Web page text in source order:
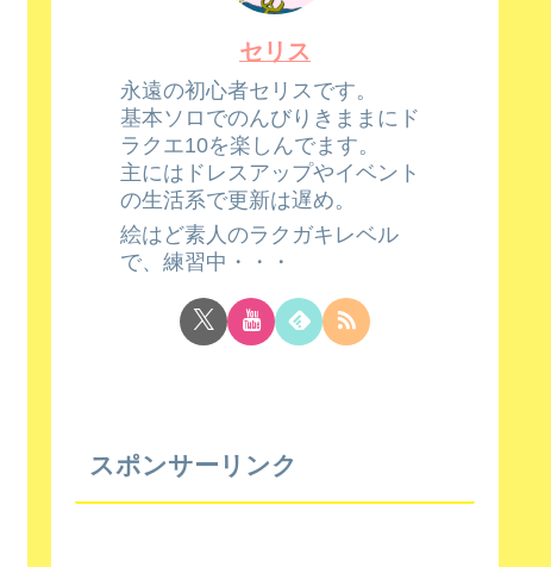
セリス
永遠の初心者セリスです。
基本ソロでのんびりきままにド
ラクエ10を楽しんでます。
主にはドレスアップやイベント
の生活系で更新は遅め。
絵はど素人のラクガキレベル
で、練習中・・・
スポンサーリンク